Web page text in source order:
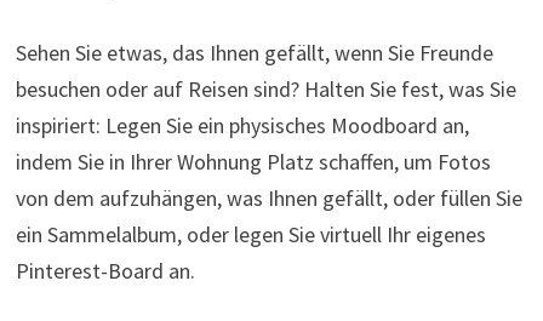
Sehen Sie etwas, das Ihnen gefällt, wenn Sie Freunde
besuchen oder auf Reisen sind? Halten Sie fest, was Sie
inspiriert: Legen Sie ein physisches Moodboard an,
indem Sie in Ihrer Wohnung Platz schaffen, um Fotos
von dem aufzuhängen, was Ihnen gefällt, oder füllen Sie
ein Sammelalbum, oder legen Sie virtuell Ihr eigenes
Pinterest-Board an.